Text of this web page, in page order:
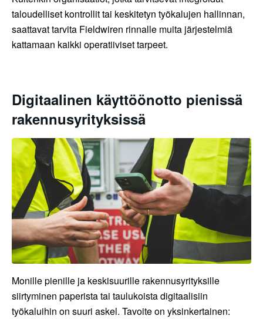
taloudelliset kontrollit tai keskitetyn työkalujen hallinnan,
saattavat tarvita Fieldwiren rinnalle muita järjestelmiä
kattamaan kaikki operatiiviset tarpeet.
Digitaalinen käyttöönotto pienissä
rakennusyrityksissä
Monille pienille ja keskisuurille rakennusyrityksille
siirtyminen paperista tai taulukoista digitaalisiin
työkaluihin on suuri askel. Tavoite on yksinkertainen: